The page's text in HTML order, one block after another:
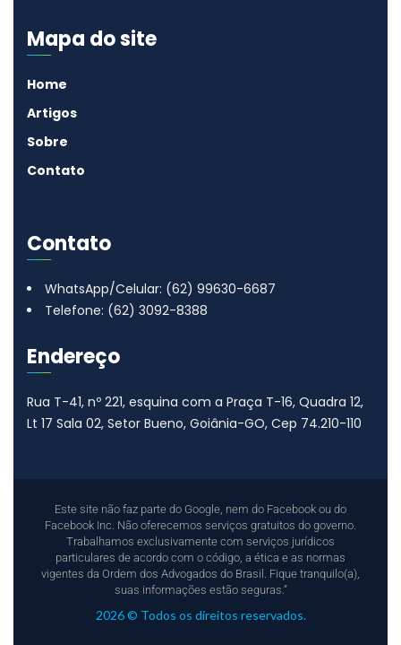
Mapa do site
Home
Artigos
Sobre
Contato
Contato
WhatsApp/Celular: (62) 99630-6687
Telefone: (62) 3092-8388
Endereço
Rua T-41, nº 221, esquina com a Praça T-16, Quadra 12,
Lt 17 Sala 02, Setor Bueno, Goiânia-GO, Cep 74.210-110
Este site não faz parte do Google, nem do Facebook ou do
Facebook Inc. Não oferecemos serviços gratuitos do governo.
Trabalhamos exclusivamente com serviços jurídicos
particulares de acordo com o código, a ética e as normas
vigentes da Ordem dos Advogados do Brasil. Fique tranquilo(a),
suas informações estão seguras.”
2026 © Todos os direitos reservados.